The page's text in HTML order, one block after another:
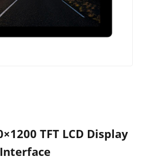
TFT LCD Display